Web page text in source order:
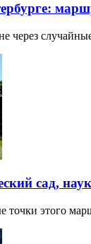
через
сад,
точки этого